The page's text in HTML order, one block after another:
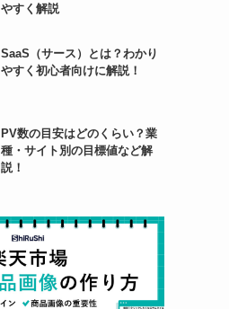
やすく解説
SaaS（サース）とは？わかり
やすく初心者向けに解説！
PV数の目安はどのくらい？業
種・サイト別の目標値など解
説！